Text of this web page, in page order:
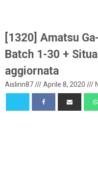
[1320] Amatsu
Batch 1-30 +
aggiornata
Aislinn87///Aprile 8, 2020 ///